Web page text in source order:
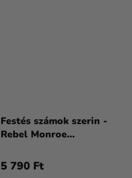
Festés számok szerin -
Rebel Monroe
cm
5 790 Ft